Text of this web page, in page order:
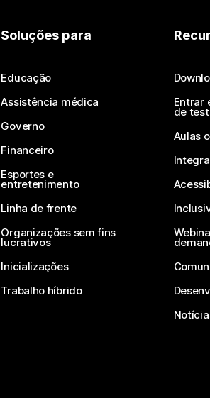
Soluções para
Educação
Assistência médica
Governo
Financeiro
Esportes e
entretenimento
Linha de frente
Organizações sem fins
lucrativos
Inicializações
Trabalho híbrido
Entrar
de
Aulas